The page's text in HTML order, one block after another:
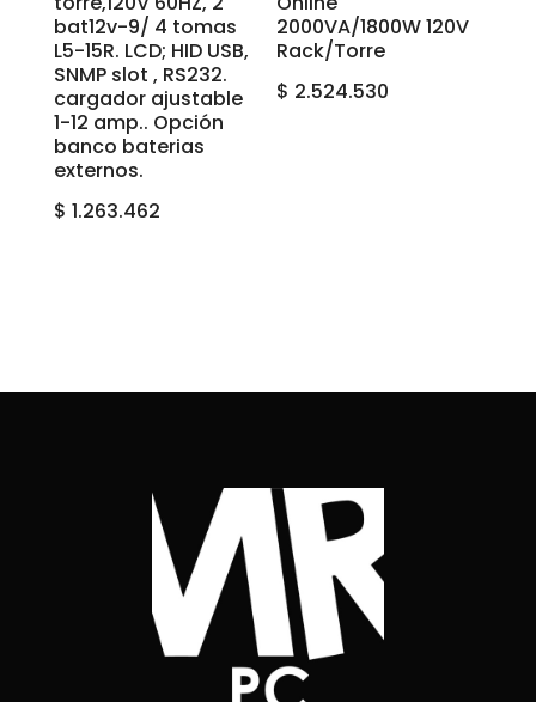
bat12v-9/ 4 tomas
L5-15R. LCD; HID USB,
SNMP slot , RS232.
cargador ajustable
1-12 amp.. Opción
banco baterias
externos.
$ 1.263.462
2000VA/1800W 120V
Rack/Torre
$ 2.524.530